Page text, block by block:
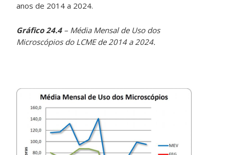
anos de 2014 a 2024.
Gráfico 24.4– Média Mensal de Uso dos
Microscópios do LCME de 2014 a 2024.